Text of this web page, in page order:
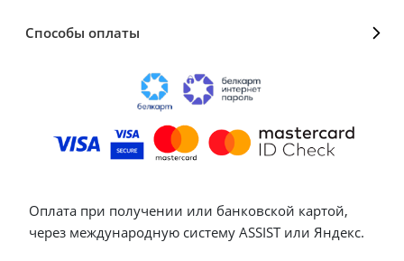
Способы оплаты
Оплата при получении или банковской картой,
через международную систему ASSIST или Яндекс.